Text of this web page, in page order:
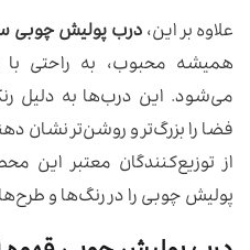
علاوه بر این،درب پولیش چوبی
همیشه محبوب، به راحتی
می‌شود. این درب‌ها به دلیل
فضا را بزرگ‌تر و روشن‌تر نشان
از توزیع‌کنندگان معتبر این
پولیش چوبی را در رنگ‌ها و